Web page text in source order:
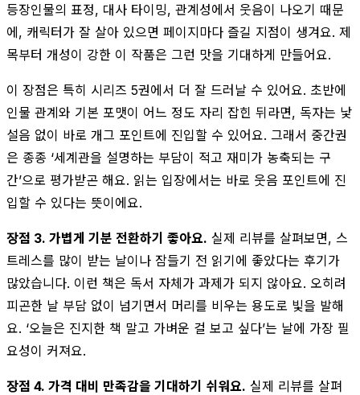
등장인물의 표정, 대사 타이밍, 관계성에서 웃음이 나오기 때문
에, 캐릭터가 잘 살아 있으면 페이지마다 즐길 지점이 생겨요. 제
목부터 개성이 강한 이 작품은 그런 맛을 기대하게 만들어요.
이 장점은 특히 시리즈 5권에서 더 잘 드러날 수 있어요. 초반에
인물 관계와 기본 포맷이 어느 정도 자리 잡힌 뒤라면, 독자는 낯
설음 없이 바로 개그 포인트에 진입할 수 있어요. 그래서 중간권
은 종종 ‘세계관을 설명하는 부담이 적고 재미가 농축되는 구
간’으로 평가받곤 해요. 읽는 입장에서는 바로 웃음 포인트에 진
입할 수 있다는 뜻이에요.
장점 3. 가볍게 기분 전환하기 좋아요. 실제 리뷰를 살펴보면, 스
트레스를 많이 받는 날이나 잠들기 전 읽기에 좋았다는 후기가
많았습니다. 이런 책은 독서 자체가 과제가 되지 않아요. 오히려
피곤한 날 부담 없이 넘기면서 머리를 비우는 용도로 빛을 발해
요. ‘오늘은 진지한 책 말고 가벼운 걸 보고 싶다’는 날에 가장 필
요성이 커져요.
장점 4. 가격 대비 만족감을 기대하기 쉬워요. 실제 리뷰를 살펴